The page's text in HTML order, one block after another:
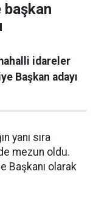
başkan
idareler
Başkan adayı
yanı sıra
mezun oldu.
Başkanı olarak